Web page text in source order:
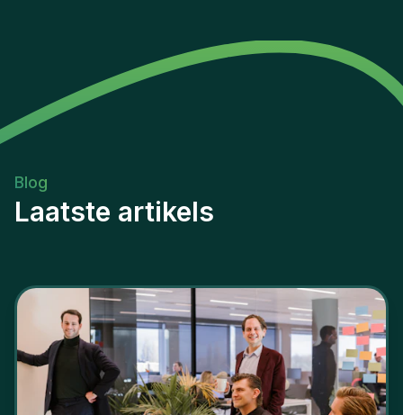
Blog
Laatste artikels